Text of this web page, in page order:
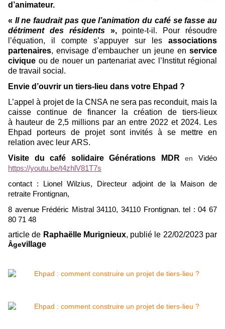
d’animateur.
« Il ne faudrait pas que l’animation du café se fasse au
détriment des résidents»,pointe-t-il. Pour résoudre
l’équation, il compte s’appuyer sur les associations
partenaires, envisage d’embaucher un jeune en service
civique ou de nouer un partenariat avec l’Institut régional
de travail social.
Envie d’ouvrir un tiers-lieu dans votre Ehpad ?
L’appel à projet de la CNSA ne sera pas reconduit, mais la
caisse continue de financer la création de tiers-lieux
à hauteur de 2,5 millions par an entre 2022 et 2024. Les
Ehpad porteurs de projet sont invités à se mettre en
relation avec leur ARS.
Visite du café solidaire Générations MDRenVidéo
https://youtu.be/t4zhlV81T7s
contact : Lionel Wilzius, Directeur adjoint de la Maison de
retraite Frontignan,
8 avenue Frédéric Mistral 34110, 34110 Frontignan. tel : 04 67
80 71 48
article de Raphaëlle Murignieux, publié le 22/02/2023 par
Âgevillage